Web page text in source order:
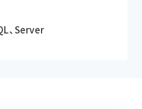
、Server